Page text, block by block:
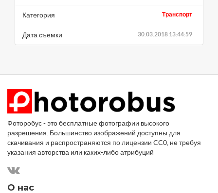
Транспорт
Категория
30.03.2018 13:44:59
Дата съемки
Фоторобус - это бесплатные фотографии высокого
разрешения. Большинство изображений доступны для
скачивания и распространяются по лицензии CC0, не требуя
указания авторства или каких-либо атрибуций
О нас